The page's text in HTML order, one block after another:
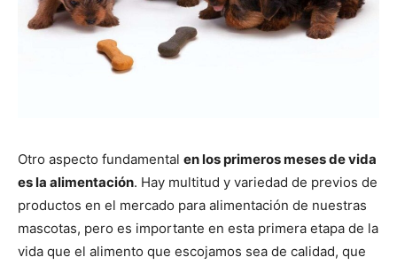
Otro aspecto fundamental en los primeros meses de vida
es la alimentación. Hay multitud y variedad de previos de
productos en el mercado para alimentación de nuestras
mascotas, pero es importante en esta primera etapa de la
vida que el alimento que escojamos sea de calidad, que